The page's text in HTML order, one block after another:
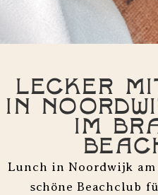
Lecker
in
im
Lunch in Noordwijk
schöne Beachclub